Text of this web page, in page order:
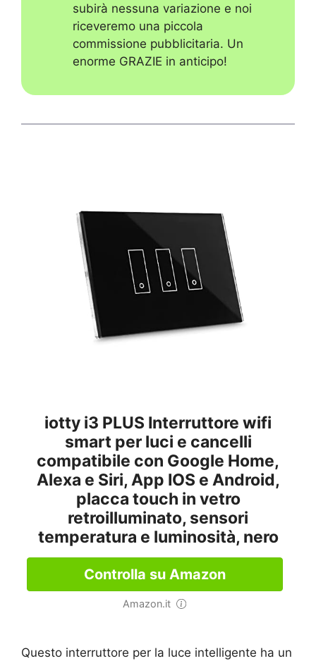
subirà nessuna variazione e noi
riceveremo una piccola
commissione pubblicitaria. Un
enorme GRAZIE in anticipo!
iotty i3 PLUS Interruttore wifi
smart per luci e cancelli
compatibile con Google Home,
Alexa e Siri, App IOS e Android,
placca touch in vetro
retroilluminato, sensori
temperatura e luminosità, nero
Controlla su Amazon
Amazon.it
Questo interruttore per la luce intelligente ha un